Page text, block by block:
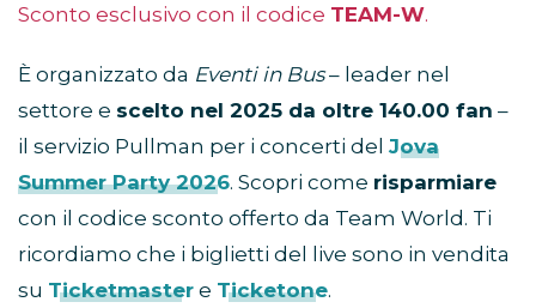
Sconto esclusivo con il codice TEAM-W.
È organizzato da Eventi in Bus– leader nel
settore e scelto nel 2025 da oltre 140.00 fan –
il servizio Pullman per i concerti del Jova
Summer Party 2026. Scopri come risparmiare
con il codice sconto offerto da Team World. Ti
ricordiamo che i biglietti del live sono in vendita
su Ticketmaster e Ticketone.